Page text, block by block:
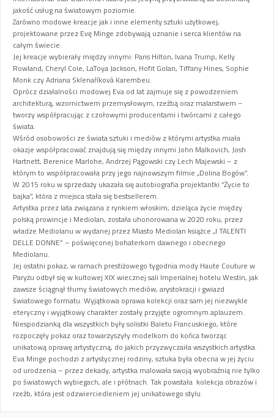
jakość usług na światowym poziomie.
Zarówno modowe kreacje jak i inne elementy sztuki użytkowej,
projektowane przez Evę Minge zdobywają uznanie i serca klientów na
całym świecie.
Jej kreacje wybierały między innymi: Paris Hilton, Ivana Trump, Kelly
Rowland, Cheryl Cole, LaToya Jackson, Hofit Golan, Tiffany Hines, Sophie
Monk czy Adriana Sklenaříková Karembeu.
Oprócz działalności modowej Eva od lat zajmuje się z powodzeniem
architekturą, wzornictwem przemysłowym, rzeźbą oraz malarstwem –
tworzy współpracując z czołowymi producentami i twórcami z całego
świata.
Wśród osobowości ze świata sztuki i mediów z którymi artystka miała
okazje współpracować znajdują się między innymi John Malkovich, Josh
Hartnett, Berenice Marlohe, Andrzej Pągowski czy Lech Majewski – z
którym to współpracowała przy jego najnowszym filmie „Dolina Bogów”.
W 2015 roku w sprzedaży ukazała się autobiografia projektantki “Życie to
bajka”, która z miejsca stała się bestsellerem.
Artystka przez lata związana z rynkiem włoskim, dzieląca życie między
polską prowincje i Mediolan, została uhonorowana w 2020 roku, przez
władze Mediolanu w wydanej przez Miasto Mediolan książce „I TALENTI
DELLE DONNE” – poświęconej bohaterkom dawnego i obecnego
Mediolanu.
Jej ostatni pokaz, w ramach prestiżowego tygodnia mody Haute Couture w
Paryżu odbył się w kultowej XIX wiecznej sali Imperialnej hotelu Westin, jak
zawsze ściągnął tłumy światowych mediów, arystokracji i gwiazd
światowego formatu. Wyjątkowa oprawa kolekcji oraz sam jej niezwykle
eteryczny i wyjątkowy charakter zostały przyjęte ogromnym aplauzem.
Niespodzianką dla wszystkich były solistki Baletu Francuskiego, które
rozpoczęły pokaz oraz towarzyszyły modelkom do końca tworząc
unikatową oprawę artystyczną, do jakich przyzwyczaiła wszystkich artystka.
Eva Minge pochodzi z artystycznej rodziny, sztuka była obecna w jej życiu
od urodzenia – przez dekady, artystka malowała swoją wyobraźnią nie tylko
po światowych wybiegach, ale i płótnach. Tak powstała kolekcja obrazów i
rzeźb, która jest odzwierciedleniem jej unikatowego stylu.